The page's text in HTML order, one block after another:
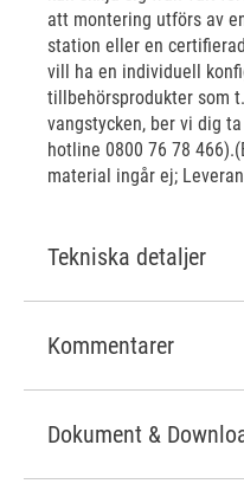
att montering utförs av
station eller en
vill ha en individuell
tillbehörsprodukter som
vangstycken, ber vi dig
hotline 0800 76 78
material ingår ej;
Tekniska detaljer
Kommentarer
Dokument &